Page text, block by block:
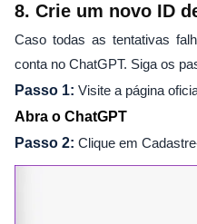
8. Crie um novo ID
Caso todas as tentativas
conta no ChatGPT. Siga os
Passo 1: Visite a página
Abra o ChatGPT
Passo 2: Clique em